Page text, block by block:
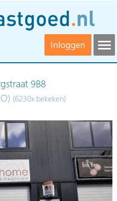
Inloggen
9B8
(6230x bekeken)